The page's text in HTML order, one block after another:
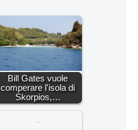
Bill Gates vuole
comperare l'isola di
Skorpios,…